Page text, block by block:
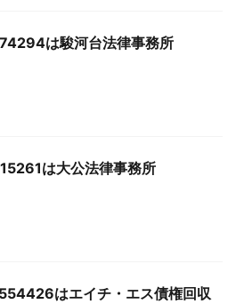
は駿河台法律事務所
は大公法律事務所
はエイチ・エス債権回収